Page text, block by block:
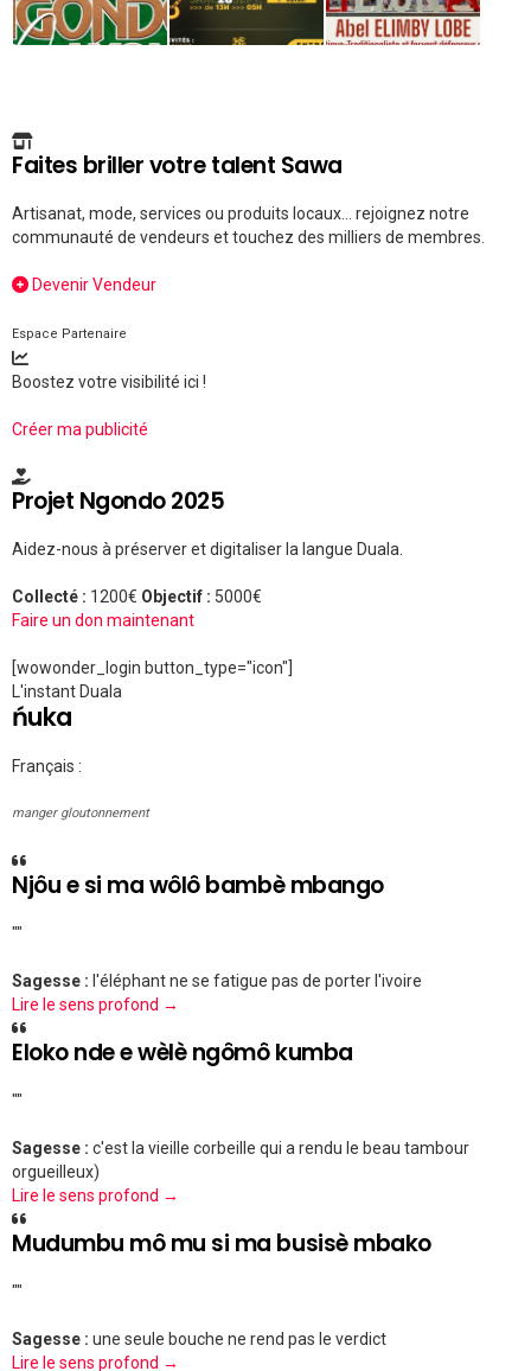
Faites briller votre talent Sawa
Artisanat, mode, services ou produits locaux... rejoignez notre
communauté de vendeurs et touchez des milliers de membres.
Devenir Vendeur
Espace Partenaire
Boostez votre visibilité ici !
Créer ma publicité
Projet Ngondo 2025
Aidez-nous à préserver et digitaliser la langue Duala.
Collecté : 1200€ Objectif : 5000€
Faire un don maintenant
[wowonder_login button_type="icon"]
L'instant Duala
ńuka
Français :
manger gloutonnement
Njôu e si ma wôlô bambè mbango
""
Sagesse : l'éléphant ne se fatigue pas de porter l'ivoire
Lire le sens profond →
Eloko nde e wèlè ngômô kumba
""
Sagesse : c'est la vieille corbeille qui a rendu le beau tambour
orgueilleux)
Lire le sens profond →
Mudumbu mô mu si ma busisè mbako
""
Sagesse : une seule bouche ne rend pas le verdict
Lire le sens profond →